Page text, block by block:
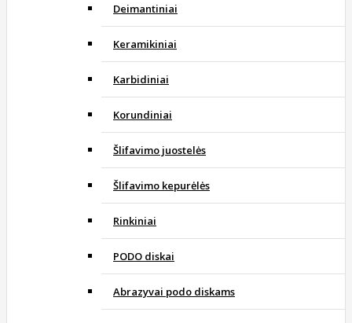
Deimantiniai
Keramikiniai
Karbidiniai
Korundiniai
Šlifavimo juostelės
Šlifavimo kepurėlės
Rinkiniai
PODO diskai
Abrazyvai podo diskams